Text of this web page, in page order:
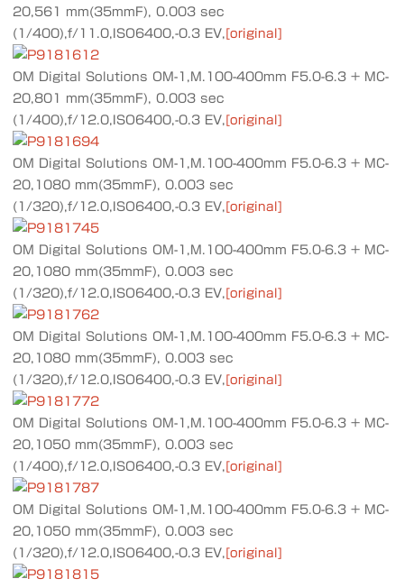
20,561 mm(35mmF), 0.003 sec
(1/400),f/11.0,ISO6400,-0.3 EV,[original]
OM Digital Solutions OM-1,M.100-400mm F5.0-6.3 + MC-
20,801 mm(35mmF), 0.003 sec
(1/400),f/12.0,ISO6400,-0.3 EV,[original]
OM Digital Solutions OM-1,M.100-400mm F5.0-6.3 + MC-
20,1080 mm(35mmF), 0.003 sec
(1/320),f/12.0,ISO6400,-0.3 EV,[original]
OM Digital Solutions OM-1,M.100-400mm F5.0-6.3 + MC-
20,1080 mm(35mmF), 0.003 sec
(1/320),f/12.0,ISO6400,-0.3 EV,[original]
OM Digital Solutions OM-1,M.100-400mm F5.0-6.3 + MC-
20,1080 mm(35mmF), 0.003 sec
(1/320),f/12.0,ISO6400,-0.3 EV,[original]
OM Digital Solutions OM-1,M.100-400mm F5.0-6.3 + MC-
20,1050 mm(35mmF), 0.003 sec
(1/400),f/12.0,ISO6400,-0.3 EV,[original]
OM Digital Solutions OM-1,M.100-400mm F5.0-6.3 + MC-
20,1050 mm(35mmF), 0.003 sec
(1/320),f/12.0,ISO6400,-0.3 EV,[original]